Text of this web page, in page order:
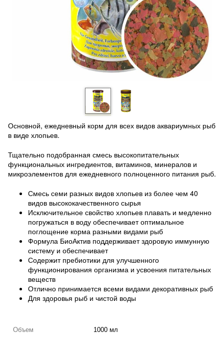
Основной, ежедневный корм для всех видов аквариумных рыб
в виде хлопьев.
Тщательно подобранная смесь высокопитательных
функциональных ингредиентов, витаминов, минералов и
микроэлементов для ежедневного полноценного питания рыб.
Смесь семи разных видов хлопьев из более чем 40
видов высококачественного сырья
Исключительное свойство хлопьев плавать и медленно
погружаться в воду обеспечивает оптимальное
поглощение корма разными видами рыб
Формула БиоАктив поддерживает здоровую иммунную
систему и обеспечивает
Содержит пребиотики для улучшенного
функционирования организма и усвоения питательных
веществ
Отлично принимается всеми видами декоративных рыб
Для здоровья рыб и чистой воды
Объем
1000 мл